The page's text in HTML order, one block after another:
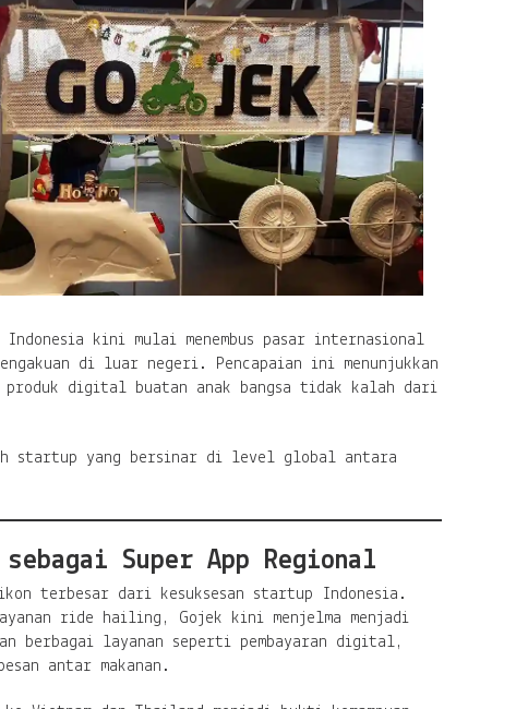
Indonesia kini mulai menembus pasar internasional
di luar negeri. Pencapaian ini menunjukkan
produk digital buatan anak bangsa tidak kalah dari
startup yang bersinar di level global antara
Super App Regional
terbesar dari kesuksesan startup Indonesia.
ride hailing, Gojek kini menjelma menjadi
berbagai layanan seperti pembayaran digital,
antar makanan.